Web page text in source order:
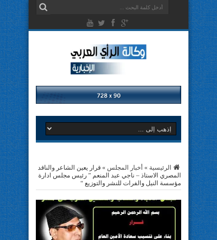
الرئيسية » أخبار المجلس » قرار يعين الشاعر والناقد
المصري الاستاذ – ناجي عبد المنعم ” رئيس مجلس ادارة
مؤسسة النيل والفرات للنشر والتوزيع “